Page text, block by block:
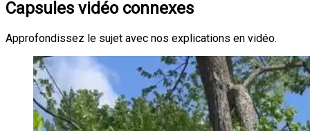
Capsules vidéo connexes
Approfondissez le sujet avec nos explications en vidéo.